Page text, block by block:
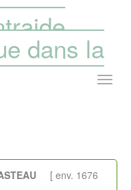
dans la
[ env. 1676